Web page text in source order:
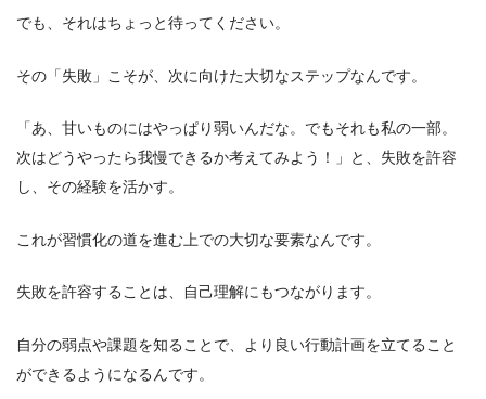
でも、それはちょっと待ってください。
その「失敗」こそが、次に向けた大切なステップなんです。
「あ、甘いものにはやっぱり弱いんだな。でもそれも私の一部。
次はどうやったら我慢できるか考えてみよう！」と、失敗を許容
し、その経験を活かす。
これが習慣化の道を進む上での大切な要素なんです。
失敗を許容することは、自己理解にもつながります。
自分の弱点や課題を知ることで、より良い行動計画を立てること
ができるようになるんです。